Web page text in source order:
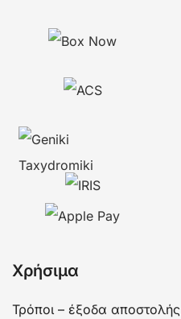
Χρήσιμα
Τρόποι – έξοδα αποστολής